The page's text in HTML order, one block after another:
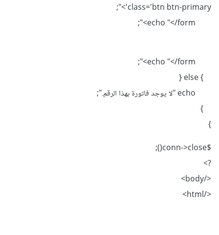
class='btn btn-primary'>";
} else {
}
}
$conn->close();
?>
</body>
</html>